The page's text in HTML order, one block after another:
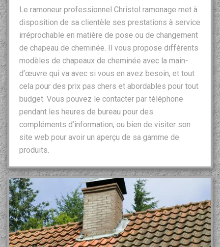
Le ramoneur professionnel Christol ramonage met à
disposition de sa clientèle ses prestations à service
irréprochable en matière de pose ou de changement
de chapeau de cheminée. Il vous propose différents
modèles de chapeaux de cheminée avec la main-
d’œuvre qui va avec si vous en avez besoin, et tout
cela pour des prix pas chers et abordables pour tout
budget. Vous pouvez le contacter par téléphone
pendant les heures de bureau pour des
compléments d’information, ou bien de visiter son
site web pour avoir un aperçu de sa gamme de
produits.